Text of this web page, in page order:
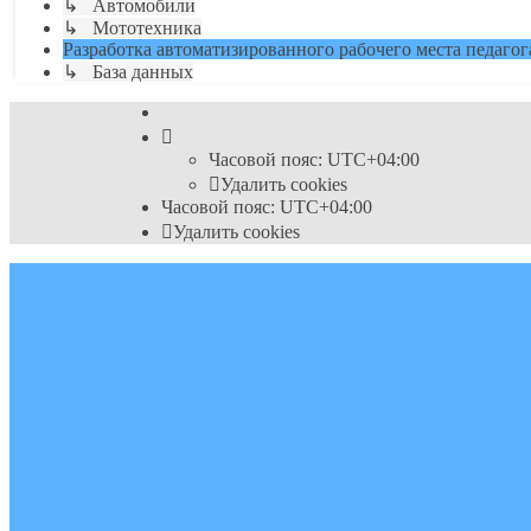
↳ Автомобили
↳ Мототехника
Разработка автоматизированного рабочего места
↳ База данных
Часовой пояс: UTC+04:00
Удалить cookies
Часовой пояс: UTC+04:00
Удалить cookies